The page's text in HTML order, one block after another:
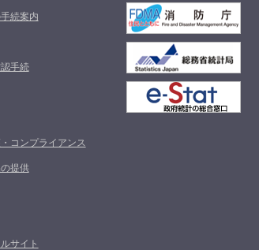
続案内
手続
コンプライアンス
提供
サイト